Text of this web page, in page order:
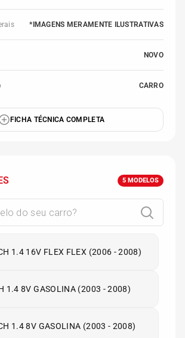
*IMAGENS MERAMENTE ILUSTRATIVAS
NOVO
CARRO
FICHA TÉCNICA COMPLETA
5 MODELOS
1.4 16V FLEX FLEX (2006 - 2008)
1.4 8V GASOLINA (2003 - 2008)
1.4 8V GASOLINA (2003 - 2008)